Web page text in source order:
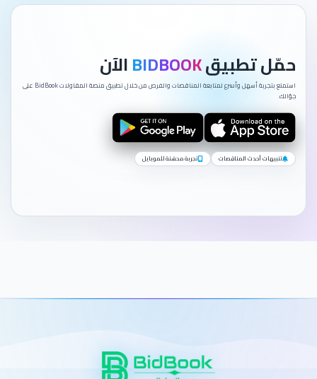
حمّل تطبيقBIDBOOKالآن
استمتع بتجربة أسهل وأسرع لمتابعة المناقصات والفرص من خلال تطبيق منصة المقاولات BidBook على
جوّالك.
تنبيهات أحدث المناقصات تجربة محسّنة للموبايل